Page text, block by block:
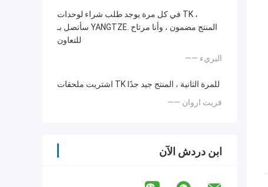
في كل مرة يوجد طلب شراء لوحدات TK ،
سأتصل بـ YANGTZE. المنتج مضمون ، وأنا مرتاح
للتعاون
—— البريء
اشتريت ملحقات TK للمرة الثانية ، المنتج جيد جدًا
—— فريت اروان
ابن دردش الآن